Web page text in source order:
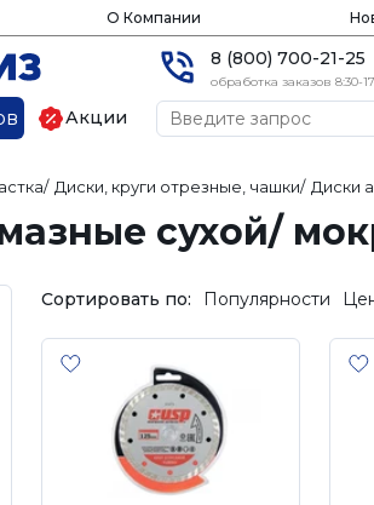
О Компании
8 (800) 700-21-25
обработка заказов 8:30-
Акции
/ Диски, круги отрезные, чашки/ Диски
сухой/
Сортировать по: Популярности